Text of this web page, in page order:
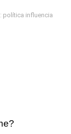
política influencia